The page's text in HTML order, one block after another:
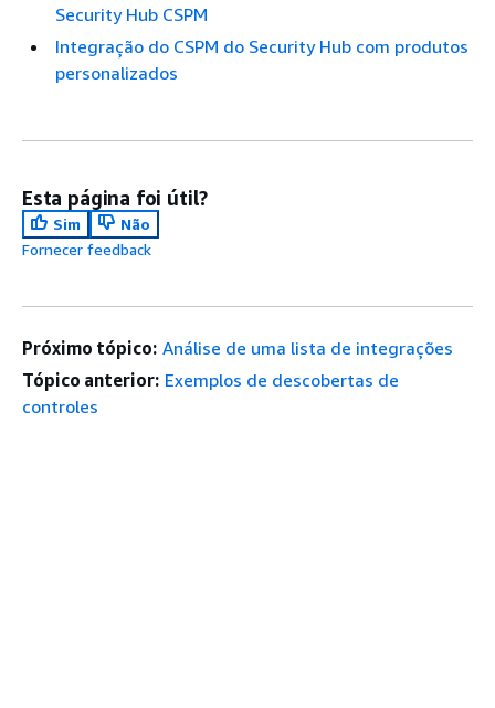
Security Hub CSPM
Integração do CSPM do Security Hub com produtos
personalizados
Esta página foi útil?
Sim
Não
Fornecer feedback
Próximo tópico: Análise de uma lista de integrações
Tópico anterior: Exemplos de descobertas de
controles